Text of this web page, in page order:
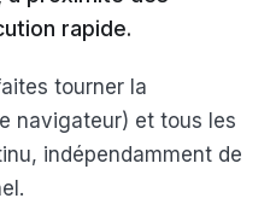
rapide.
tourner la
navigateur) et tous les
indépendamment de